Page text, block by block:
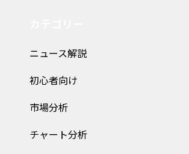
ニュース解説
初心者向け
市場分析
チャート分析